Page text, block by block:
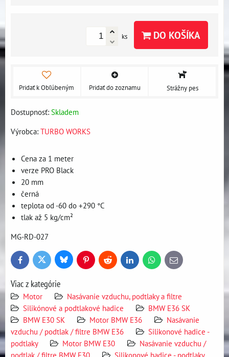
ks DO KOŠÍKA
Pridať k Obľúbeným Pridať do zoznamu Strážny pes
Dostupnosť: Skladem
Výrobca: TURBO WORKS
Cena za 1 meter
verze PRO Black
20 mm
černá
teplota od -60 do +290 °C
tlak až 5 kg/cm²
MG-RD-027
FacebookTwitter BlueskyPinterestReddit LinkedInWhatsApp
E-
mail
Viac z kategórie
Motor
Nasávanie vzduchu, podtlaky a filtre
Silikónové a podtlakové hadice
BMW E36 SK
BMW E30 SK
Motor BMW E36
Nasávanie
vzduchu / podtlak / filtre BMW E36
Silikonové hadice -
podtlaky
Motor BMW E30
Nasávanie vzduchu /
podtlak / filtre BMW E30
Silikonové hadice - podtlaky